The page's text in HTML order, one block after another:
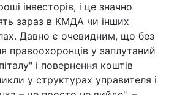
інвесторів, і це значно
зараз в КМДА чи інших
Давно є очевидним, що без
правоохоронців у заплутаний
і повернення коштів
у структурах управителя і